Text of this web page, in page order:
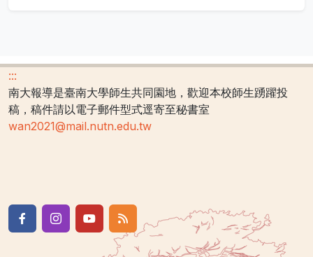
:::
南大報導是臺南大學師生共同園地，歡迎本校師生踴躍投
稿，稿件請以電子郵件型式逕寄至秘書室
wan2021@mail.nutn.edu.tw